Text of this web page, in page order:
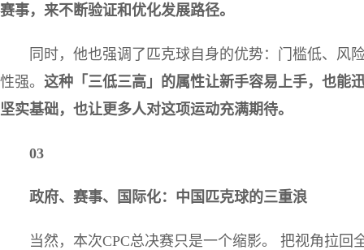
赛事，来不断验证和优化发展路径。
同时，他也强调了匹克球自身的优势：门槛低、风
性强。 这种「三低三高」的属性让新手容易上手，也能
坚实基础，也让更多人对这项运动充满期待。
03
政府、赛事、国际化：中国匹克球的三重浪
当然，本次CPC总决赛只是一个缩影。 把视角拉